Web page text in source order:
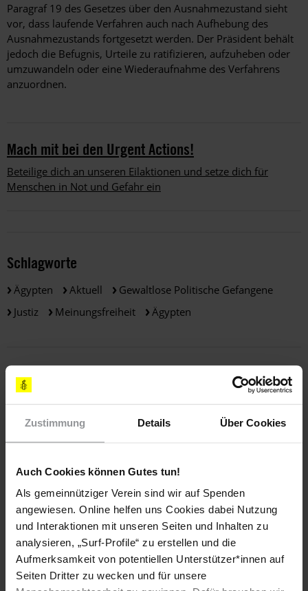
Zustimmung Details Über Cookies
Auch Cookies können Gutes tun!
Als gemeinnütziger Verein sind wir auf Spenden
angewiesen. Online helfen uns Cookies dabei Nutzung
und Interaktionen mit unseren Seiten und Inhalten zu
analysieren, „Surf-Profile“ zu erstellen und die
Aufmerksamkeit von potentiellen Unterstützer*innen auf
Seiten Dritter zu wecken und für unsere
Paragraf 19 des Gesetzes über den Ausnahmezustand sieht
vor, dass laufende Verfahren auch nach Aufhebung des
Ausnahmezustands fortgesetzt werden. Der Präsident behält
jedoch die Befugnis, Urteile zu ratifizieren, aufzuheben oder
umzuwandeln oder eine Wiederaufnahme des Verfahrens
anzuordnen.
Mach mit bei den Urgent Actions!
Beteilige dich an unseren Eilaktionen und setze dich für
Menschen in Not und Gefahr ein
Schlagworte
Ägypten Aktuell
Gewaltlose Politische Gefangene
Justiz
Meinungsfreiheit Ägypten
Teile diesen Beitrag
LÄNDER
Ägypten
THEMEN
Gewaltlose politische Gefangene Justiz